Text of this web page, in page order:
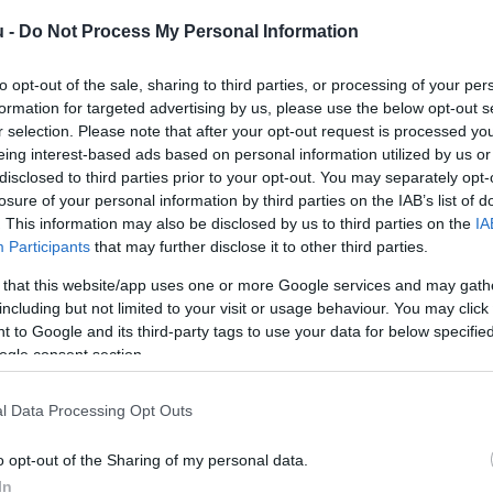
- Do Not Process My Personal Information
opt-out of the sale, sharing to third parties, or processing of your
for targeted advertising by us, please use the below opt-out
selection. Please note that after your opt-out request is processed
interest-based ads based on personal information utilized by us
to third parties prior to your opt-out. You may separately
of your personal information by third parties on the IAB’s list of
This information may also be disclosed by us to third parties on the
Participants that may further disclose it to other third parties.
that this website/app uses one or more Google services and may
but not limited to your visit or usage behaviour. You may
to Google and its third-party tags to use your data for below
consent section.
Data Processing Opt Outs
opt-out of the Sharing of my personal data.
sárgaságbetegségét okozó
elleni védekezésben -
biztonsági Hivatal.
forrásként a Google Keresőben!